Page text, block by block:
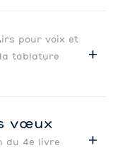
pour voix et
tablature
vœux
du 4e livre